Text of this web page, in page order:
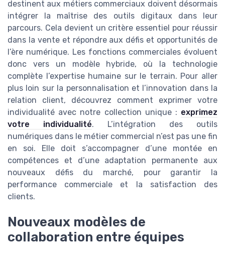
destinent aux métiers commerciaux doivent désormais
intégrer la maîtrise des outils digitaux dans leur
parcours. Cela devient un critère essentiel pour réussir
dans la vente et répondre aux défis et opportunités de
l’ère numérique. Les fonctions commerciales évoluent
donc vers un modèle hybride, où la technologie
complète l’expertise humaine sur le terrain. Pour aller
plus loin sur la personnalisation et l’innovation dans la
relation client, découvrez comment exprimer votre
individualité avec notre collection unique : exprimez
votre individualité. L’intégration des outils
numériques dans le métier commercial n’est pas une fin
en soi. Elle doit s’accompagner d’une montée en
compétences et d’une adaptation permanente aux
nouveaux défis du marché, pour garantir la
performance commerciale et la satisfaction des
clients.
Nouveaux modèles de
collaboration entre équipes